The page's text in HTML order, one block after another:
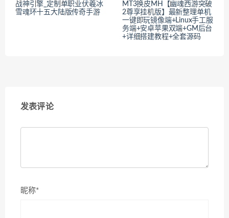
战神引擎_定制单职业伏羲冰
雪魂环十五大陆版传奇手游
MT3换皮MH【幽魂西游突破
2尊享挂机版】最新整理单机
一键即玩镜像端+Linux手工服
务端+安卓苹果双端+GM后台
+详细搭建教程+全套源码
发表评论
昵称*